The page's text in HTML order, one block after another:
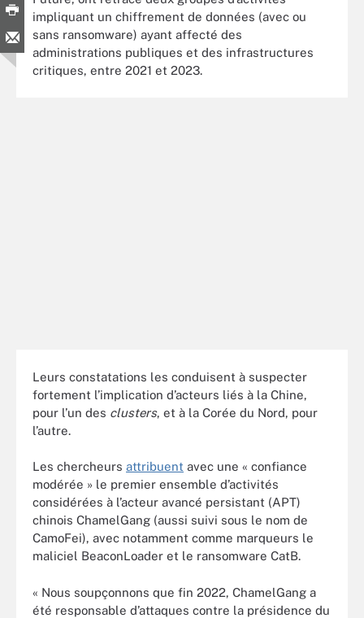
impliquant un chiffrement de données (avec ou
sans ransomware) ayant affecté des
administrations publiques et des infrastructures
critiques, entre 2021 et 2023.
Leurs constatations les conduisent à suspecter
fortement l’implication d’acteurs liés à la Chine,
pour l’un des clusters, et à la Corée du Nord, pour
l’autre.
Les chercheurs attribuent avec une « confiance
modérée » le premier ensemble d’activités
considérées à l’acteur avancé persistant (APT)
chinois ChamelGang (aussi suivi sous le nom de
CamoFei), avec notamment comme marqueurs le
maliciel BeaconLoader et le ransomware CatB.
« Nous soupçonnons que fin 2022, ChamelGang a
été responsable d’attaques contre la présidence du